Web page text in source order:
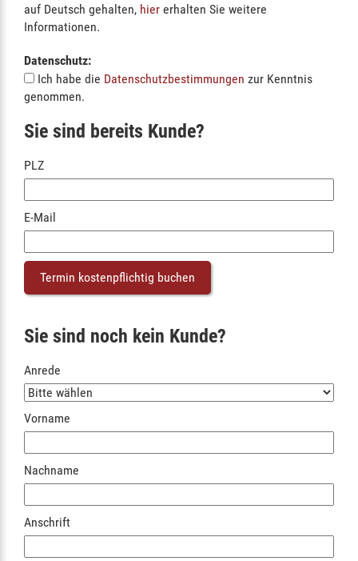
auf Deutsch gehalten, hier erhalten Sie weitere
Informationen.
Datenschutz:
Ich habe die Datenschutzbestimmungen zur Kenntnis
genommen.
Sie sind bereits Kunde?
PLZ
E-Mail
Sie sind noch kein Kunde?
Anrede
Vorname
Nachname
Anschrift